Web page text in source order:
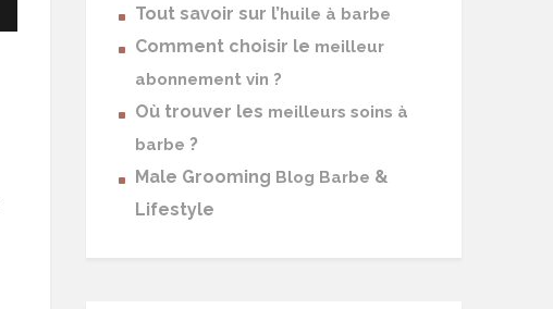
Tout savoir sur l’ huile à barbe
Comment choisir le meilleur
abonnement vin ?
Où trouver les meilleurs soins à
barbe ?
Male Grooming Blog Barbe &
Lifestyle